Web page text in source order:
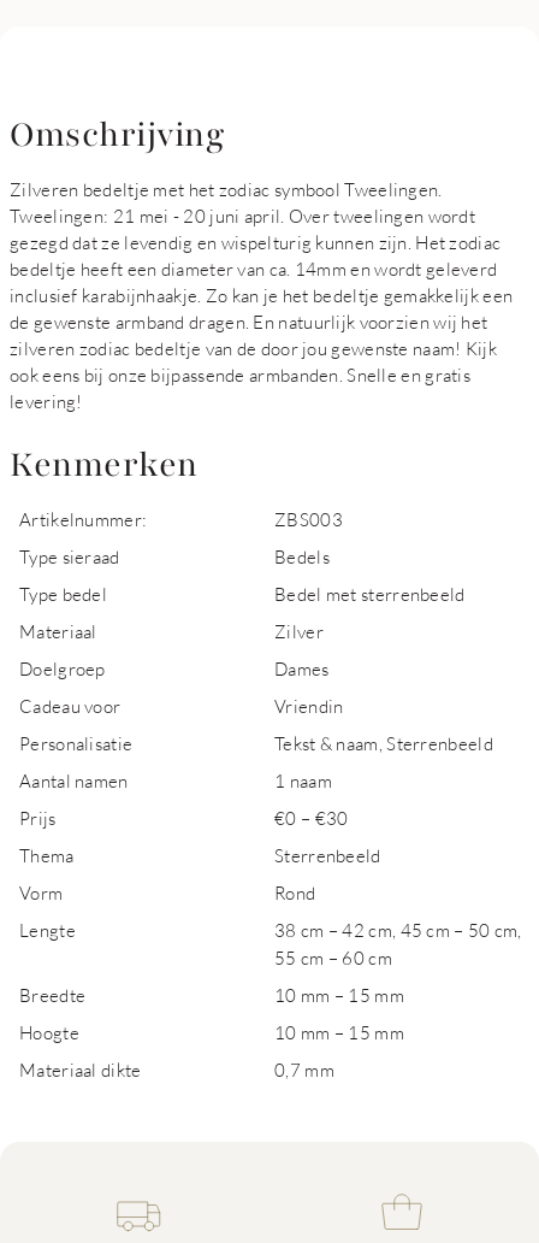
Omschrijving
Zilveren bedeltje met het zodiac symbool Tweelingen.
Tweelingen: 21 mei - 20 juni april. Over tweelingen wordt
gezegd dat ze levendig en wispelturig kunnen zijn. Het zodiac
bedeltje heeft een diameter van ca. 14mm en wordt geleverd
inclusief karabijnhaakje. Zo kan je het bedeltje gemakkelijk een
de gewenste armband dragen. En natuurlijk voorzien wij het
zilveren zodiac bedeltje van de door jou gewenste naam! Kijk
ook eens bij onze bijpassende armbanden. Snelle en gratis
levering!
Kenmerken
Artikelnummer:
ZBS003
Type sieraad
Bedels
Type bedel
Bedel met sterrenbeeld
Materiaal
Zilver
Doelgroep
Dames
Cadeau voor
Vriendin
Personalisatie
Tekst & naam, Sterrenbeeld
Aantal namen
1 naam
Prijs
€0 – €30
Thema
Sterrenbeeld
Vorm
Rond
Lengte
38 cm – 42 cm, 45 cm – 50 cm,
55 cm – 60 cm
Breedte
10 mm – 15 mm
Hoogte
10 mm – 15 mm
Materiaal dikte
0,7 mm